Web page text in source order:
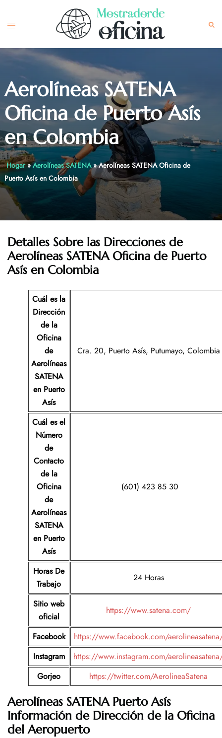
content
Toggle
Aerolíneas SATENA
Oficina de Puerto Asís
en Colombia
Hogar»Aerolíneas SATENA»Aerolíneas SATENA Oficina de
Puerto Asís en Colombia
Detalles Sobre las Direcciones de
Aerolíneas SATENA Oficina de Puerto
Asís en Colombia
Cuál es la
Dirección
de la
Oficina
de
Aerolíneas
SATENA
en Puerto
Asís
Cra. 20, Puerto Asís, Putumayo, Colombia
Cuál es el
Número
de
Contacto
de la
Oficina
de
Aerolíneas
SATENA
en Puerto
Asís
(601) 423 85 30
Horas De
Trabajo
24 Horas
Sitio web
oficial
https://www.satena.com/
Facebook
https://www.facebook.com/
Instagram
https://www.instagram.com/
Gorjeo
https://twitter.com/AerolineaSatena
Aerolíneas SATENA Puerto Asís
Información de Dirección de la Oficina
del Aeropuerto